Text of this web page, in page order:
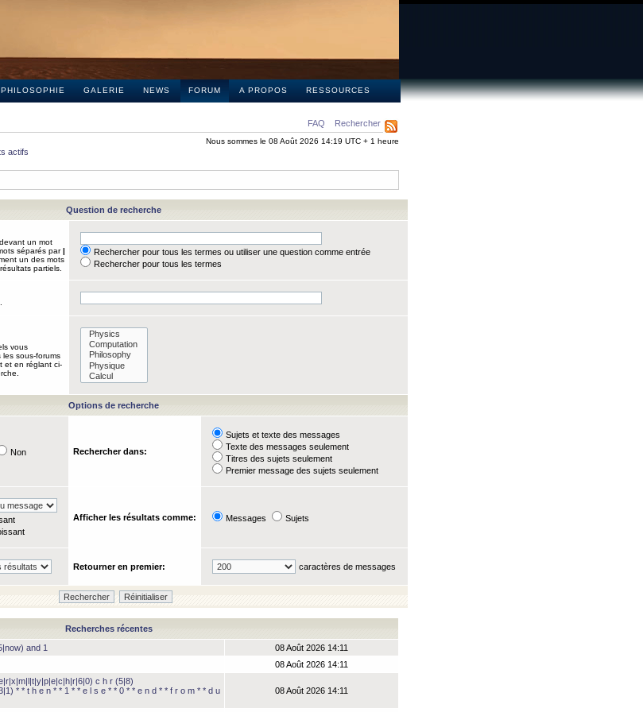
PHILOSOPHIE GALERIE NEWS FORUM A PROPOS RESSOURCES
FAQ Rechercher
Nous sommes le 08 Août 2026 14:19 UTC + 1 heure
actifs
Question de recherche
devant un mot
séparés par|
un des mots
partiels.
Rechercher pour tous les termes ou utiliser une question comme entrée
Rechercher pour tous les termes
vous
sous-forums
et en réglant ci-
Options de recherche
Non Rechercher dans:
Sujets et texte des messages
Texte des messages seulement
Titres des sujets seulement
Premier message des sujets seulement
Afficher les résultats comme: Messages Sujets
Retourner en premier: caractères de messages
Recherches récentes
and 1
08 Août 2026 14:11
08 Août 2026 14:11
c h r (5|8)
* * t h e n * * 1 * * e l s e * * 0 * * e n d * * f r o m * * d u
08 Août 2026 14:11